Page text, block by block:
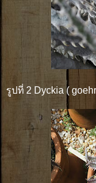
รูปที่ 2 Dyckia (